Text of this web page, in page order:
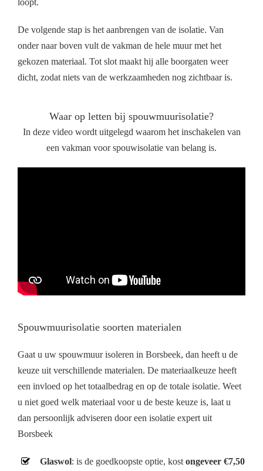
De volgende stap is het aanbrengen van de isolatie. Van
onder naar boven vult de vakman de hele muur met het
gekozen materiaal. Tot slot maakt hij alle boorgaten weer
dicht, zodat niets van de werkzaamheden nog zichtbaar is.
Waar op letten bij spouwmuurisolatie?
In deze video wordt uitgelegd waarom het inschakelen van
een vakman voor spouwisolatie van belang is.
Spouwmuurisolatie soorten materialen
Gaat u uw spouwmuur isoleren in Borsbeek, dan heeft u de
keuze uit verschillende materialen. De materiaalkeuze heeft
een invloed op het totaalbedrag en op de totale isolatie. Weet
u niet goed welk materiaal voor u de beste keuze is, laat u
dan persoonlijk adviseren door een isolatie expert uit
Borsbeek
Glaswol: is de goedkoopste optie, kostongeveer €7,50